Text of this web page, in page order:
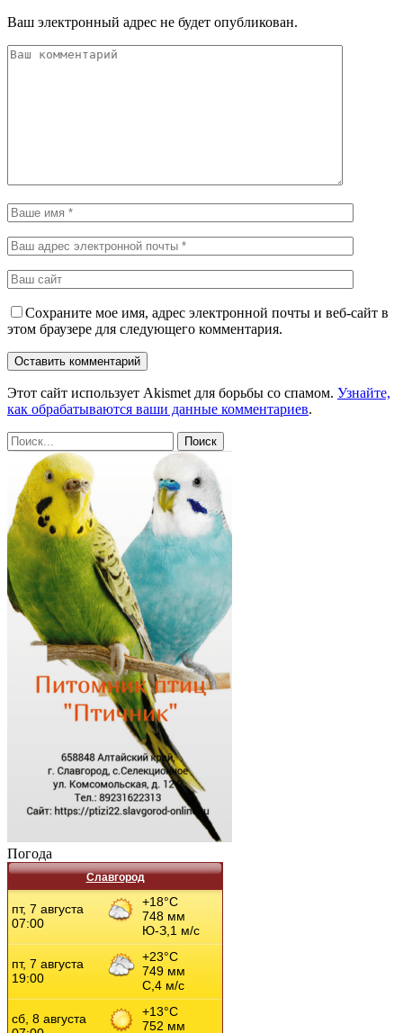
Ваш электронный адрес не будет опубликован.
Сохраните мое имя, адрес электронной почты и веб-сайт в
этом браузере для следующего комментария.
Этот сайт использует Akismet для борьбы со спамом. Узнайте,
как обрабатываются ваши данные комментариев.
Погода
Славгород